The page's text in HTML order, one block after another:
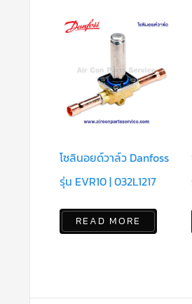
โซลินอยด์วาล์ว Danfoss
รุ่น EVR10 | 032L1217
READ MORE